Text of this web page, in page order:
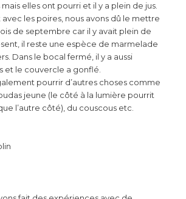
elles ont pourri et il y a plein de jus.
les poires, nous avons dû le mettre
de septembre car il y avait plein de
il reste une espèce de marmelade
Dans le bocal fermé, il y a aussi
et le couvercle a gonflé.
pourrir d’autres choses comme
jeune (le côté à la lumière pourrit
l’autre côté), du couscous etc.